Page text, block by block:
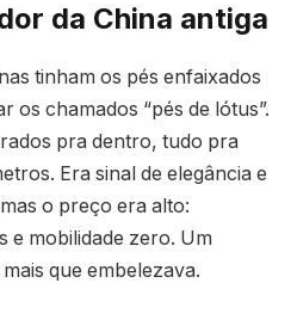
da China antiga
tinham os pés enfaixados
os chamados “pés de lótus”.
pra dentro, tudo pra
Era sinal de elegância e
o preço era alto:
e mobilidade zero. Um
que embelezava.